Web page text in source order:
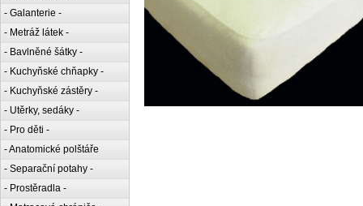
- Galanterie -
- Metráž látek -
- Bavlněné šátky -
- Kuchyňské chňapky -
- Kuchyňské zástěry -
- Utěrky, sedáky -
- Pro děti -
- Anatomické polštáře
- Separační potahy -
- Prostěradla -